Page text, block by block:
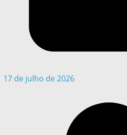
17 de julho de 2026